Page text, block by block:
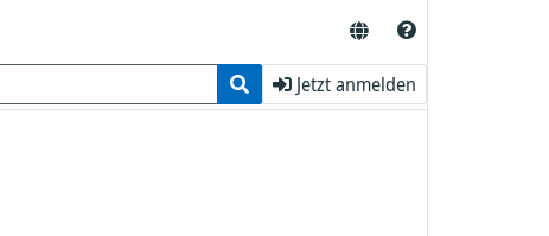
Jetzt anmelden